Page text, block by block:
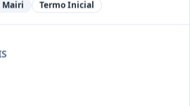
Mairi Termo Inicial